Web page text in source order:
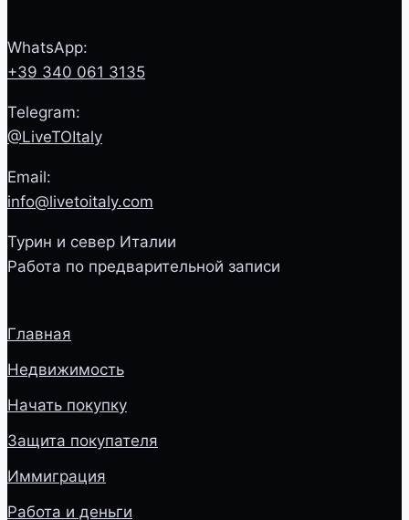
WhatsApp:
+39 340 061 3135
Telegram:
@LiveTOItaly
Email:
info@livetoitaly.com
Турин и север Италии
Работа по предварительной записи
Главная
Недвижимость
Начать покупку
Защита покупателя
Иммиграция
Работа и деньги